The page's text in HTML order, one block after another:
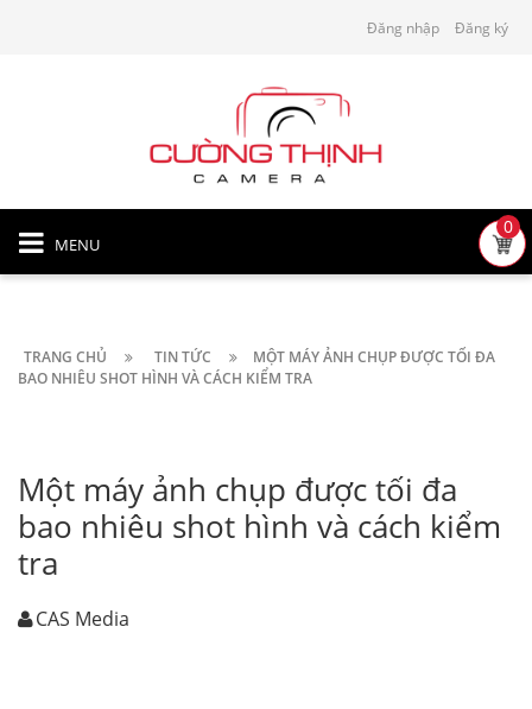
Đăng nhập Đăng ký
MENU
0
TRANG CHỦ TIN TỨC
MỘT MÁY ẢNH CHỤP ĐƯỢC TỐI ĐA
BAO NHIÊU SHOT HÌNH VÀ CÁCH KIỂM TRA
Một máy ảnh chụp được tối đa
bao nhiêu shot hình và cách kiểm
tra
CAS Media